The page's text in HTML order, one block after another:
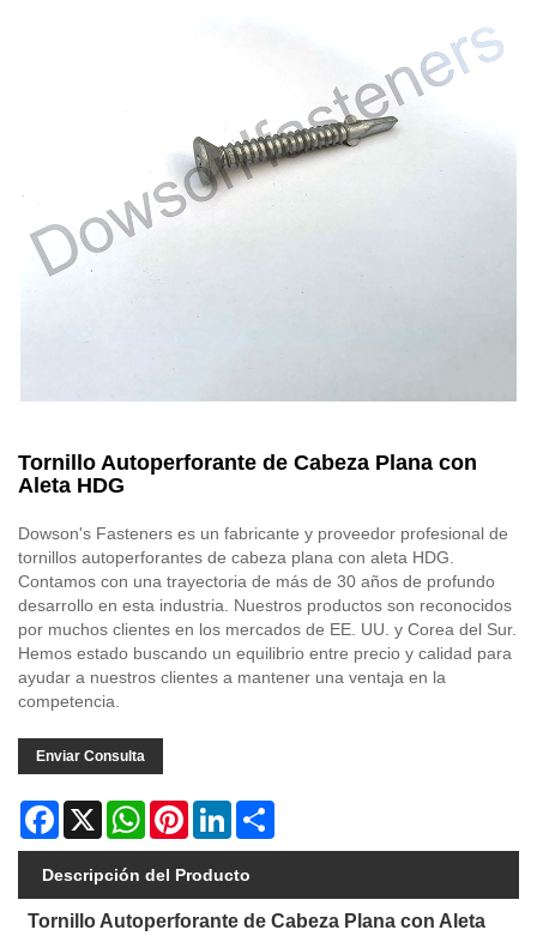
Tornillo Autoperforante de Cabeza Plana con
Aleta HDG
Dowson's Fasteners es un fabricante y proveedor profesional de
tornillos autoperforantes de cabeza plana con aleta HDG.
Contamos con una trayectoria de más de 30 años de profundo
desarrollo en esta industria. Nuestros productos son reconocidos
por muchos clientes en los mercados de EE. UU. y Corea del Sur.
Hemos estado buscando un equilibrio entre precio y calidad para
ayudar a nuestros clientes a mantener una ventaja en la
competencia.
Enviar Consulta
Facebook
X WhatsAppPinterestLinkedIn
Descripción del Producto
Tornillo Autoperforante de Cabeza Plana con Aleta